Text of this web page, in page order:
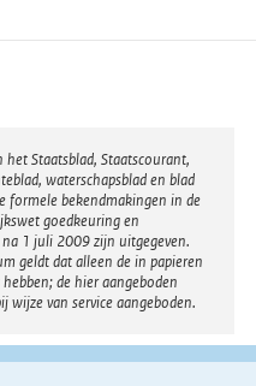
Staatsblad, Staatscourant,
waterschapsblad en blad
formele bekendmakingen in de
goedkeuring en
1 juli 2009 zijn uitgegeven.
geldt dat alleen de in papieren
de hier aangeboden
wijze van service aangeboden.